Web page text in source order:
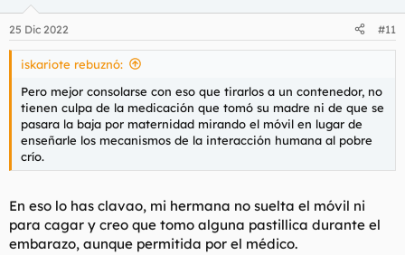
e
s
25 Dic 2022 #11
iskariote rebuznó:
Pero mejor consolarse con eso que tirarlos a un contenedor, no
tienen culpa de la medicación que tomó su madre ni de que se
pasara la baja por maternidad mirando el móvil en lugar de
enseñarle los mecanismos de la interacción humana al pobre
crío.
En eso lo has clavao, mi hermana no suelta el móvil ni
para cagar y creo que tomo alguna pastillica durante el
embarazo, aunque permitida por el médico.